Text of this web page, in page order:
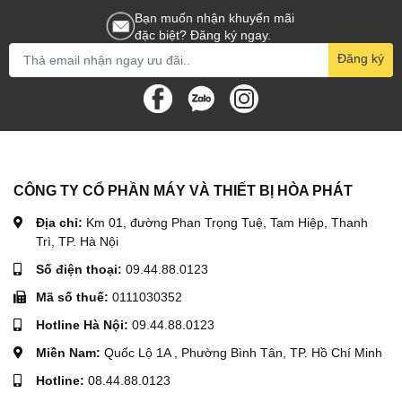
Móc của tời ắc quy là loại móc có thể tháo lắp dễ dàng,
được làm từ hợp kim thép chống mài mòn cao, ít biến
Puly dẫn hướng tời điện ác quy giúp cáp ra đều đặn, trơn
tru, giảm thiểu tối đa hư hỏng.
3.5. Tay điều khiển
Máy trang bị 2 loại tay điều khiển, một là tay điều khiển
Bạn muốn nhận khuyến mãi
đặc biệt? Đăng ký ngay.
Đăng ký
CÔNG TY CỔ PHẦN MÁY VÀ THIẾT BỊ HÒA PHÁT
Địa chỉ: Km 01, đường Phan Trọng Tuệ, Tam Hiệp, Thanh
Trì, TP. Hà Nội
Số điện thoại: 09.44.88.0123
Mã số thuế: 0111030352
Hotline Hà Nội: 09.44.88.0123
Miền Nam: Quốc Lộ 1A , Phường Bình Tân, TP. Hồ Chí Minh
Hotline: 08.44.88.0123